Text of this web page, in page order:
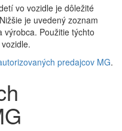
vo vozidle je dôležité
je uvedený zoznam
Použitie týchto
predajcov MG.